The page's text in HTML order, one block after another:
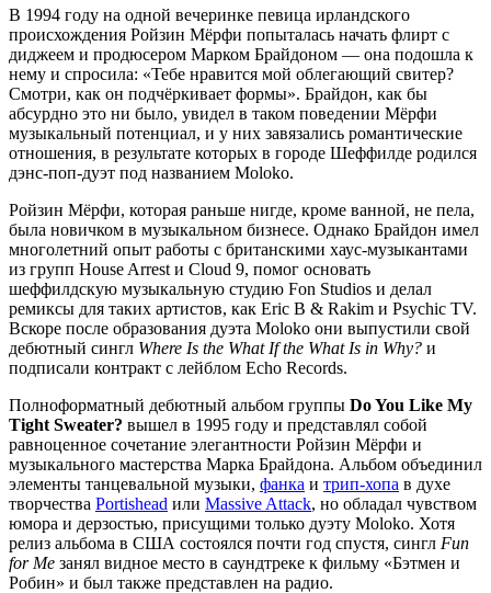
В 1994 году на одной вечеринке певица ирландского
происхождения Ройзин Мёрфи попыталась начать флирт с
диджеем и продюсером Марком Брайдоном — она подошла к
нему и спросила: «Тебе нравится мой облегающий свитер?
Смотри, как он подчёркивает формы». Брайдон, как бы
абсурдно это ни было, увидел в таком поведении Мёрфи
музыкальный потенциал, и у них завязались романтические
отношения, в результате которых в городе Шеффилде родился
дэнс-поп-дуэт под названием Moloko.
Ройзин Мёрфи, которая раньше нигде, кроме ванной, не пела,
была новичком в музыкальном бизнесе. Однако Брайдон имел
многолетний опыт работы с британскими хаус-музыкантами
из групп House Arrest и Cloud 9, помог основать
шеффилдскую музыкальную студию Fon Studios и делал
ремиксы для таких артистов, как Eric B & Rakim и Psychic TV.
Вскоре после образования дуэта Moloko они выпустили свой
дебютный сингл Where Is the What If the What Is in Why? и
подписали контракт с лейблом Echo Records.
Полноформатный дебютный альбом группы Do You Like My
Tight Sweater? вышел в 1995 году и представлял собой
равноценное сочетание элегантности Ройзин Мёрфи и
музыкального мастерства Марка Брайдона. Альбом объединил
элементы танцевальной музыки, фанка и трип-хопа в духе
творчества Portishead или Massive Attack, но обладал чувством
юмора и дерзостью, присущими только дуэту Moloko. Хотя
релиз альбома в США состоялся почти год спустя, сингл Fun
for Me занял видное место в саундтреке к фильму «Бэтмен и
Робин» и был также представлен на радио.